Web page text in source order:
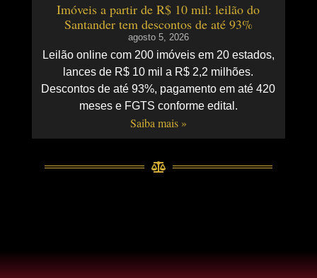
Imóveis a partir de R$ 10 mil: leilão do
Santander tem descontos de até 93%
agosto 5, 2026
Leilão online com 200 imóveis em 20 estados,
lances de R$ 10 mil a R$ 2,2 milhões.
Descontos de até 93%, pagamento em até 420
meses e FGTS conforme edital.
Saiba mais »